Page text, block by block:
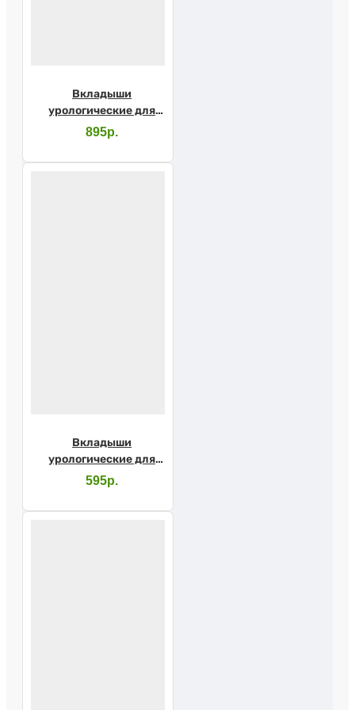
Вкладыши
урологические для
мужчин SENI MAN
895р.
Вкладыши
урологические для
мужчин SENI MAN
595р.